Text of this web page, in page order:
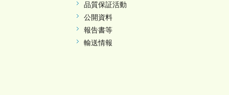
品質保証活動
公開資料
報告書等
輸送情報